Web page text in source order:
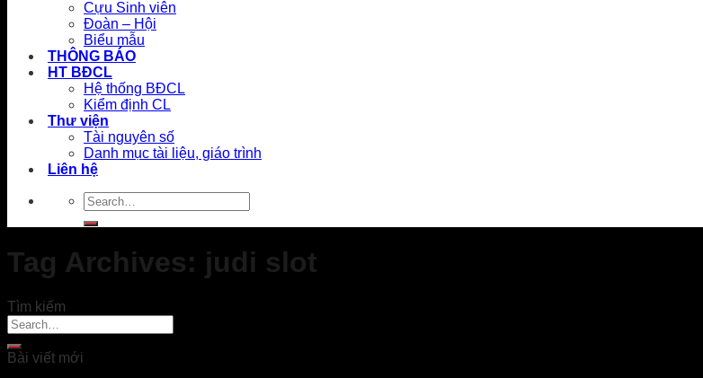
Cựu Sinh viên
Đoàn – Hội
Biểu mẫu
THÔNG BÁO
HT BĐCL
Hệ thống BĐCL
Kiểm định CL
Thư viện
Tài nguyên số
Danh mục tài liệu, giáo trình
Liên hệ
Tag Archives: judi slot
Tìm kiếm
Bài viết mới